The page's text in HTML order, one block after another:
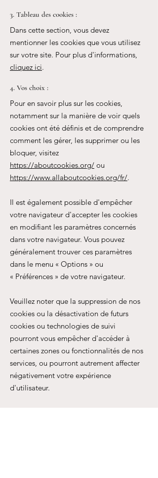
3. Tableau des cookies :
Dans cette section, vous devez
mentionner les cookies que vous utilisez
sur votre site. Pour plus d'informations,
cliquez ici.
4. Vos choix :
Pour en savoir plus sur les cookies,
notamment sur la manière de voir quels
cookies ont été définis et de comprendre
comment les gérer, les supprimer ou les
bloquer, visitez
https://aboutcookies.org/ ou
https://www.allaboutcookies.org/fr/.
Il est également possible d'empêcher
votre navigateur d'accepter les cookies
en modifiant les paramètres concernés
dans votre navigateur. Vous pouvez
généralement trouver ces paramètres
dans le menu « Options » ou
« Préférences » de votre navigateur.
Veuillez noter que la suppression de nos
cookies ou la désactivation de futurs
cookies ou technologies de suivi
pourront vous empêcher d'accéder à
certaines zones ou fonctionnalités de nos
services, ou pourront autrement affecter
négativement votre expérience
d'utilisateur.